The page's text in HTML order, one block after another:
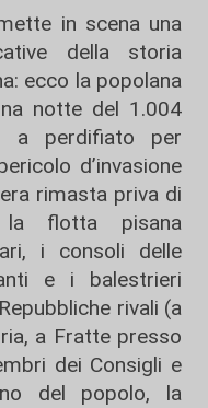
in scena una
della storia
ecco la popolana
notte del 1.004
a perdifiato per
d’invasione
rimasta priva di
la flotta pisana
i consoli delle
e i balestrieri
rivali (a
a Fratte presso
dei Consigli e
del popolo, la